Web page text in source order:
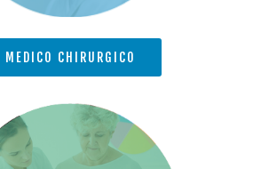
MEDICO CHIRURGICO